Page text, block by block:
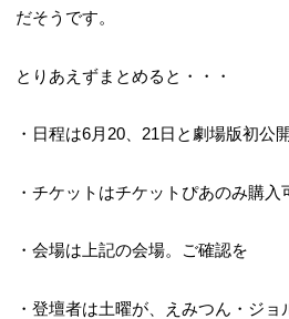
だそうです。
とりあえずまとめると・・・
・日程は6月20、21日と劇場版初公
・チケットはチケットぴあのみ購入
・会場は上記の会場。ご確認を
・登壇者は土曜が、えみつん・ジ